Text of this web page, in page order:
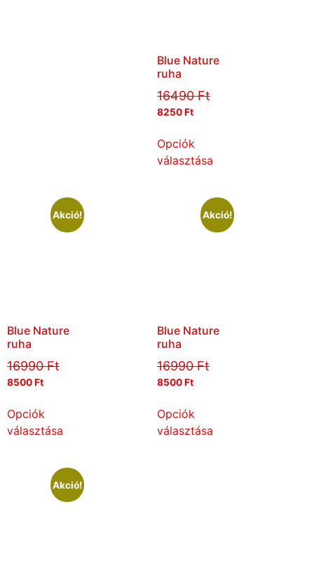
Blue Nature
ruha
16490Ft
8250Ft
Opciók
választása
Akció!
Blue Nature
ruha
16990Ft
8500Ft
Opciók
választása
Akció!
Blue Nature
ruha
16990Ft
8500Ft
Opciók
választása
Akció!